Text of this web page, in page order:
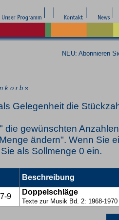
NEU: Abonnieren
k o r b s
Gelegenheit die
die gewünschten
ändern". Wenn Sie
als Sollmenge 0 ein.
Beschreibung
9
Doppelschläge
Texte zur Musik Bd. 2: 1968-1970